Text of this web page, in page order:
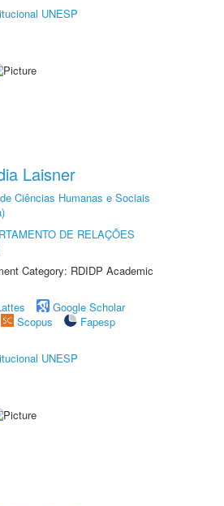
UNESP
Laisner
Ciências Humanas e Sociais
DE RELAÇÕES
Category: RDIDP Academic
Google Scholar
Scopus
Fapesp
UNESP